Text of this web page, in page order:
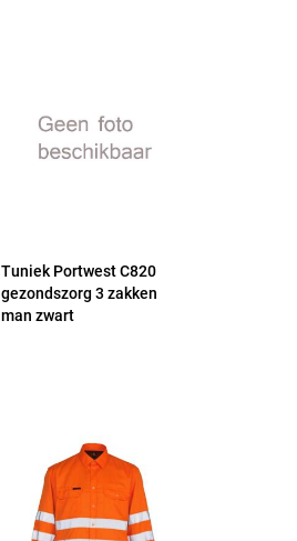
Tuniek Portwest C820
gezondszorg 3 zakken
man zwart